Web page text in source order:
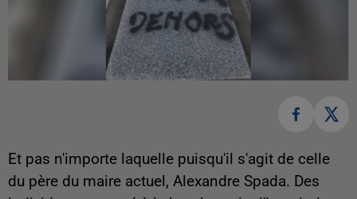
Et pas n'importe laquelle puisqu'il s'agit de celle
du père du maire actuel, Alexandre Spada. Des